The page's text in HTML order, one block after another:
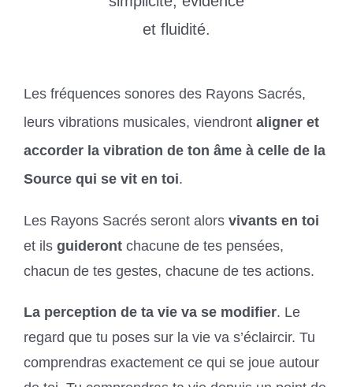
et fluidité.
Les fréquences sonores des Rayons Sacrés,
leurs vibrations musicales, viendront aligner et
accorder la vibration de ton âme à celle de la
Source qui se vit en toi.
Les Rayons Sacrés seront alors vivants en toi
et ils guiderontchacune de tes pensées,
chacun de tes gestes, chacune de tes actions.
La perception de ta vie va se modifier. Le
regard que tu poses sur la vie va s’éclaircir. Tu
comprendras exactement ce qui se joue autour